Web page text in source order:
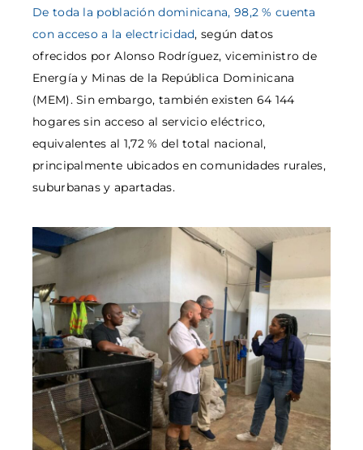
De toda la población dominicana, 98,2 % cuenta
con acceso a la electricidad, según datos
ofrecidos por Alonso Rodríguez, viceministro de
Energía y Minas de la República Dominicana
(MEM). Sin embargo, también existen 64 144
hogares sin acceso al servicio eléctrico,
equivalentes al 1,72 % del total nacional,
principalmente ubicados en comunidades rurales,
suburbanas y apartadas.